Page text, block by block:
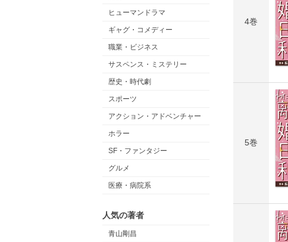
ヒューマンドラマ
ギャグ・コメディー
職業・ビジネス
サスペンス・ミステリー
歴史・時代劇
スポーツ
アクション・アドベンチャー
ホラー
SF・ファンタジー
グルメ
医療・病院系
人気の著者
青山剛昌
4巻
5巻